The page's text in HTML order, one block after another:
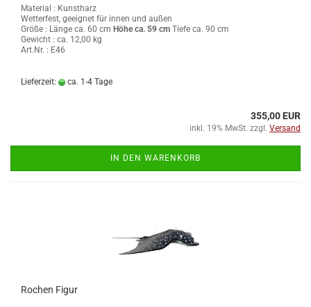
Material : Kunstharz
Wetterfest, geeignet für innen und außen
Größe : Länge ca. 60 cm Höhe ca. 59 cm Tiefe ca. 90 cm
Gewicht : ca. 12,00 kg
Art.Nr. : E46
Lieferzeit: ca. 1-4 Tage
355,00 EUR
inkl. 19% MwSt. zzgl. Versand
IN DEN WARENKORB
Rochen Figur